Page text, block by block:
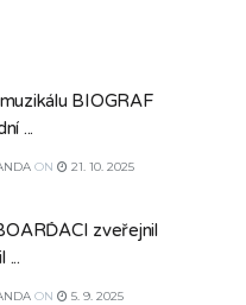
BIOGRAF
...
ON 21. 10. 2025
zveřejnil
...
ON 5. 9. 2025